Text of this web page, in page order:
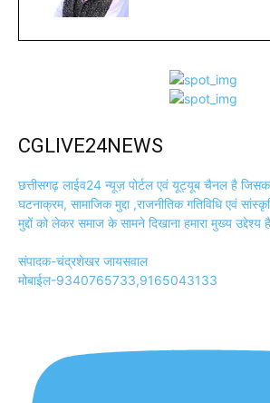
CGLIVE24NEWS
छत्तीसगढ़ लाईव24 न्यूज़ पोर्टल एवं यूट्यूब चैनल है
घटनाक्रम, सामाजिक मुद्दा ,राजनीतिक गतिविधि एवं
मुद्दों को लेकर समाज के सामने दिखाना हमारा मुख्य उद्देश्य
संपादक-चंद्रशेखर जायसवाल
मोबाईल-9340765733,9165043133